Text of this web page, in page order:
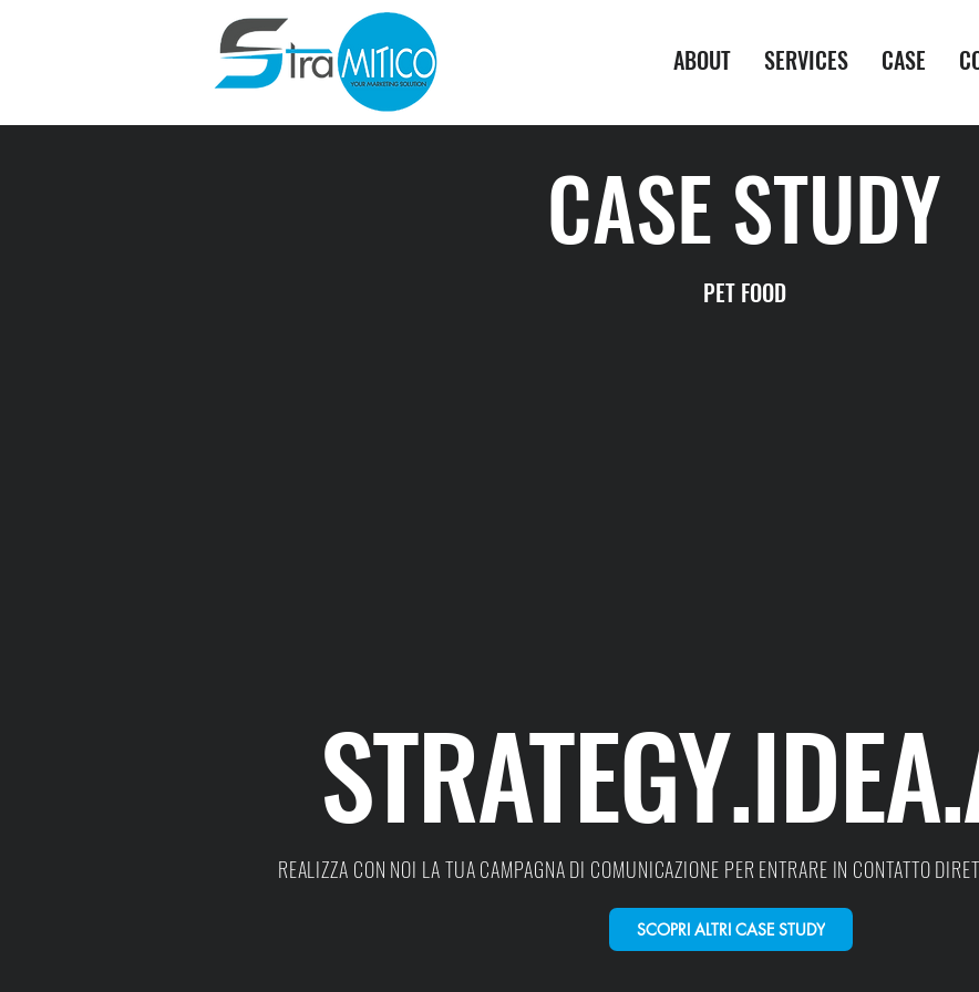
ABOUT SERVICES CASE
CASE STUDY
PET FOOD
REALIZZA CON NOI LA TUA CAMPAGNA DI COMUNICAZIONE PER ENTRARE IN CONTATTO
SCOPRI ALTRI CASE STUDY